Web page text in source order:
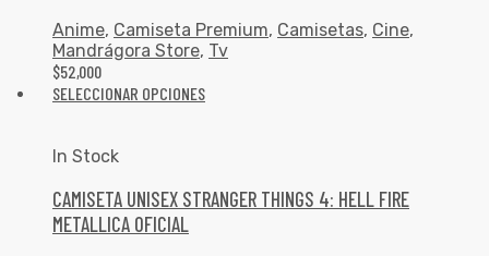
Anime, Camiseta Premium, Camisetas, Cine,
Mandrágora Store, Tv
$52,000
SELECCIONAR OPCIONES
In Stock
CAMISETA UNISEX STRANGER THINGS 4: HELL FIRE
METALLICA OFICIAL